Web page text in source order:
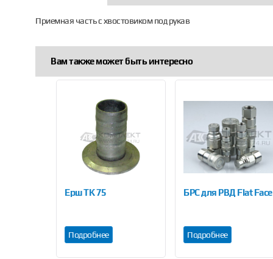
Приемная часть с хвостовиком под рукав
Вам также может быть интересно
Previous
Ерш ТК 75
Подробнее
БРС для РВД Flat Face
Подробнее